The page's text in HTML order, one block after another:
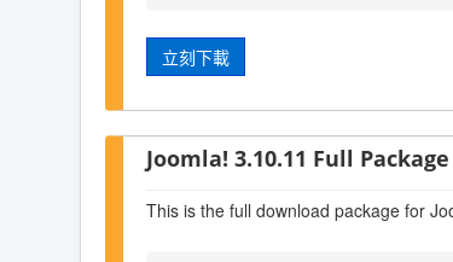
立刻下載
Joomla! 3.10.11 Full
This is the full download package for